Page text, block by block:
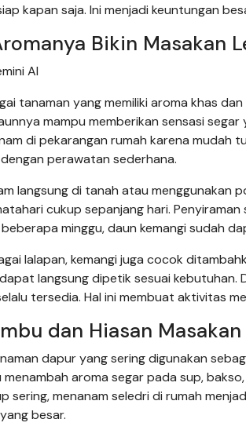
kapan saja. Ini menjadi keuntungan
Bikin Masakan
AI
tanaman yang memiliki aroma khas
mampu memberikan sensasi
di pekarangan rumah karena mudah
perawatan sederhana.
langsung di tanah atau menggunakan
cukup sepanjang hari.
minggu, daun kemangi sudah
lalapan, kemangi juga cocok
langsung dipetik sesuai kebutuhan.
tersedia. Hal ini membuat aktivitas
dan Hiasan
dapur yang sering digunakan
menambah aroma segar pada sup,
sering, menanam seledri di rumah
besar.